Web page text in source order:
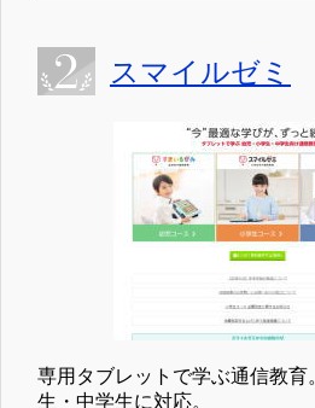
スマイルゼミ
専用タブレットで学ぶ通信教育
生・中学生に対応。